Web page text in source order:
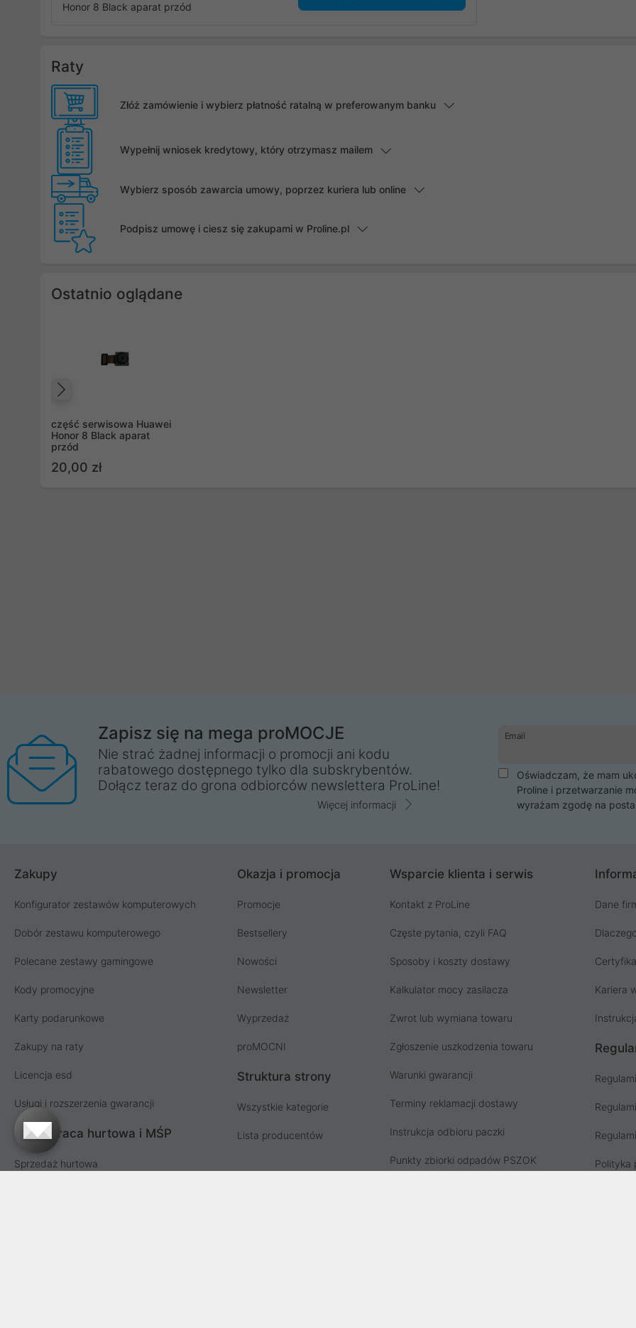
Honor 8 Black aparat przód
Raty
Złóż zamówienie i wybierz płatność ratalną w preferowanym banku
Wypełnij wniosek kredytowy, który otrzymasz mailem
Wybierz sposób zawarcia umowy, poprzez kuriera lub online
Podpisz umowę i ciesz się zakupami w Proline.pl
Ostatnio oglądane
część serwisowa Huawei
Honor 8 Black aparat
przód
20,00 zł
Zapisz się na mega proMOCJE
Nie strać żadnej informacji o promocji ani kodu
rabatowego dostępnego tylko dla subskrybentów.
Dołącz teraz do grona odbiorców newslettera ProLine!
Więcej informacji
Email
Oświadczam, że mam
Proline i przetwarzanie
wyrażam zgodę na
Zakupy
Konfigurator zestawów komputerowych
Dobór zestawu komputerowego
Polecane zestawy gamingowe
Kody promocyjne
Karty podarunkowe
Zakupy na raty
Licencja esd
Usługi i rozszerzenia gwarancji
Współpraca hurtowa i MŚP
Sprzedaż hurtowa
Okazja i promocja
Promocje
Bestsellery
Nowości
Newsletter
Wyprzedaż
proMOCNI
Struktura strony
Wszystkie kategorie
Lista producentów
Wsparcie klienta i serwis
Kontakt z ProLine
Częste pytania, czyli FAQ
Sposoby i koszty dostawy
Kalkulator mocy zasilacza
Zwrot lub wymiana towaru
Zgłoszenie uszkodzenia towaru
Warunki gwarancji
Terminy reklamacji dostawy
Instrukcja odbioru paczki
Punkty zbiorki odpadów PSZOK
Dane
Kariera
Polityka